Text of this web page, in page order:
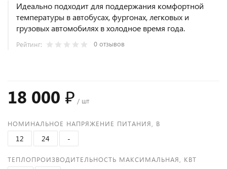
Идеально подходит для поддержания комфортной
температуры в автобусах, фургонах, легковых и
грузовых автомобилях в холодное время года.
Рейтинг: 0 отзывов
18 000 ₽ / шт
НОМИНАЛЬНОЕ НАПРЯЖЕНИЕ ПИТАНИЯ, В
12 24 -
ТЕПЛОПРОИЗВОДИТЕЛЬНОСТЬ МАКСИМАЛЬНАЯ, КВТ